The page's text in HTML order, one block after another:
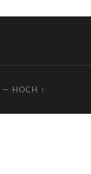
— HOCH ↑